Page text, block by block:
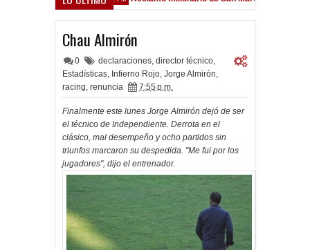
Chau Almirón
0 declaraciones, director técnico,
Estadísticas, Infierno Rojo, Jorge Almirón,
racing, renuncia 7:55 p.m.
Finalmente este lunes Jorge Almirón dejó de ser
el técnico de Independiente. Derrota en el
clásico, mal desempeño y ocho partidos sin
triunfos marcaron su despedida. "Me fui por los
jugadores", dijo el entrenador.